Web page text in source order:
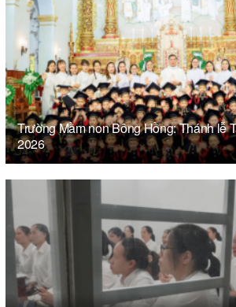
Trường Mầm non Bông Hồng: Thánh lễ
2026